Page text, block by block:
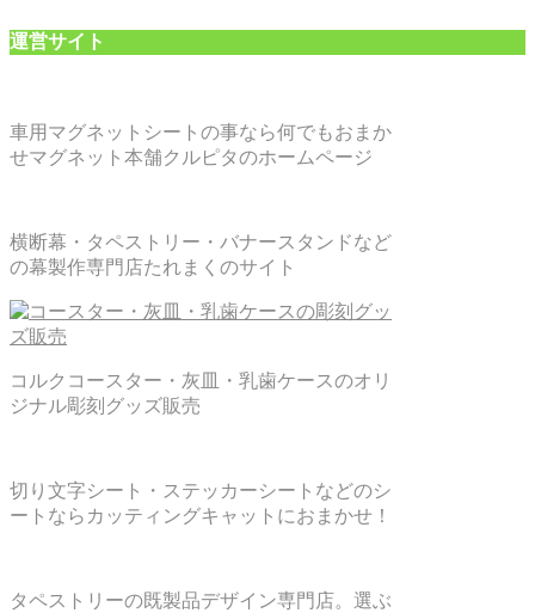
運営サイト
車用マグネットシートの事なら何でもおまか
せマグネット本舗クルピタのホームページ
横断幕・タペストリー・バナースタンドなど
の幕製作専門店たれまくのサイト
コルクコースター・灰皿・乳歯ケースのオリ
ジナル彫刻グッズ販売
切り文字シート・ステッカーシートなどのシ
ートならカッティングキャットにおまかせ！
タペストリーの既製品デザイン専門店。選ぶ